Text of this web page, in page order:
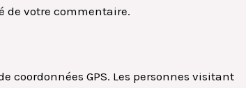
de votre commentaire.
coordonnées GPS. Les personnes visitant